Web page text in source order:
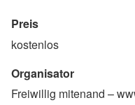
Preis
kostenlos
Organisator
Freiwillig mitenand –